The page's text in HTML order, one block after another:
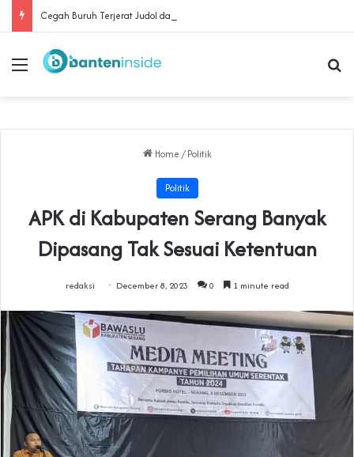
Menu
Home / Politik
Politik
APK di Kabupaten Serang Banyak
Dipasang Tak Sesuai Ketentuan
redaksi December 8, 2023 0 1 minute read